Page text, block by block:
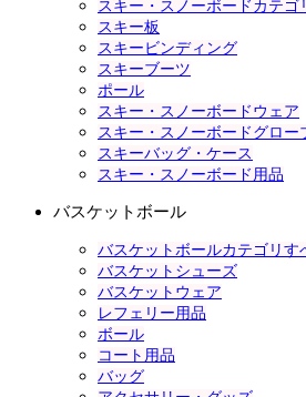
スキー・スノーボードカテゴ
スキー板
スキービンディング
スキーブーツ
ポール
スキー・スノーボードウェア
スキー・スノーボードグロー
スキーバッグ・ケース
スキー・スノーボード用品
バスケットボール
バスケットボールカテゴリす
バスケットシューズ
バスケットウェア
レフェリー用品
ボール
コート用品
バッグ